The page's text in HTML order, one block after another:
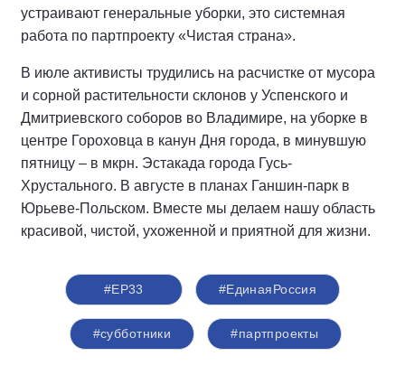
устраивают генеральные уборки, это системная
работа по партпроекту «Чистая страна».
В июле активисты трудились на расчистке от мусора
и сорной растительности склонов у Успенского и
Дмитриевского соборов во Владимире, на уборке в
центре Гороховца в канун Дня города, в минувшую
пятницу – в мкрн. Эстакада города Гусь-
Хрустального. В августе в планах Ганшин-парк в
Юрьеве-Польском. Вместе мы делаем нашу область
красивой, чистой, ухоженной и приятной для жизни.
#ЕР33 #‎ЕдинаяРоссия
#субботники #партпроекты